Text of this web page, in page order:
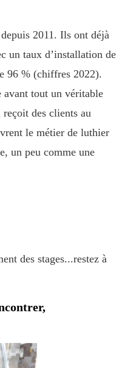
2011. Ils ont déjà
un taux d’installation de
96 % (chiffres 2022).
tout un véritable
des clients au
le métier de luthier
un peu comme une
des stages...restez à